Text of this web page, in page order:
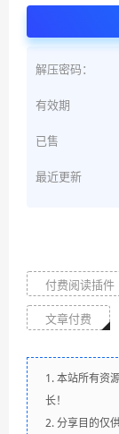
解压密码：
有效期
已售
最近更新
付费阅读插件
文章付费
1. 本站所有资
长！
2. 分享目的仅